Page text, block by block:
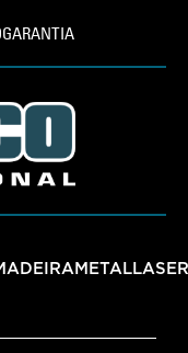
GARANTIA
METAL LASER